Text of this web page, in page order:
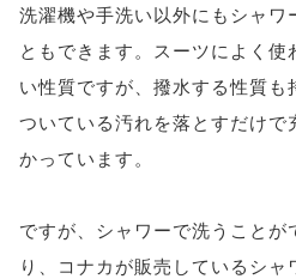
洗濯機や手洗い以外にもシャワ
ともできます。スーツによく
い性質ですが、撥水する性質も
ついている汚れを落とすだけで
かっています。
ですが、シャワーで洗うこと
り、コナカが販売しているシ